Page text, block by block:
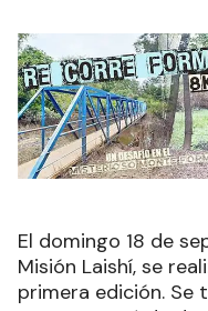
El domingo 18 de
Misión Laishí, se
primera edición. Se